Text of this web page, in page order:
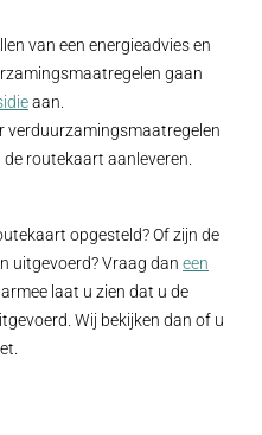
van een energieadvies en
gaan
aan.
verduurzamingsmaatregelen
routekaart aanleveren.
opgesteld? Of zijn de
uitgevoerd? Vraag dan een
laat u zien dat u de
Wij bekijken dan of u